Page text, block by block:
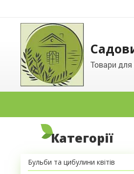
Товари
Категорії
Бульби та цибулини квітів